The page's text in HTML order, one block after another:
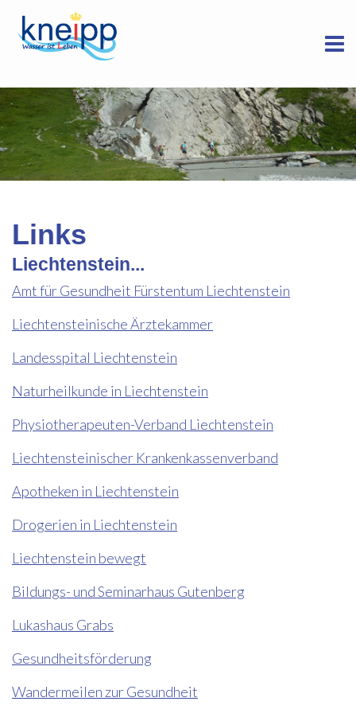
Links
Liechtenstein...
Amt für Gesundheit Fürstentum Liechtenstein
Liechtensteinische Ärztekammer
Landesspital Liechtenstein
Naturheilkunde in Liechtenstein
Physiotherapeuten-Verband Liechtenstein
Liechtensteinischer Krankenkassenverband
Apotheken in Liechtenstein
Drogerien in Liechtenstein
Liechtenstein bewegt
Bildungs- und Seminarhaus Gutenberg
Lukashaus Grabs
Gesundheitsförderung
Wandermeilen zur Gesundheit